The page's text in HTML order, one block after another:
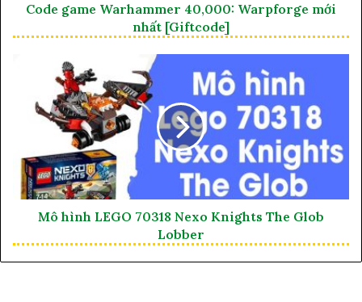
Code game Warhammer 40,000: Warpforge mới
nhất [Giftcode]
Mô hình LEGO 70318 Nexo Knights The Glob
Lobber